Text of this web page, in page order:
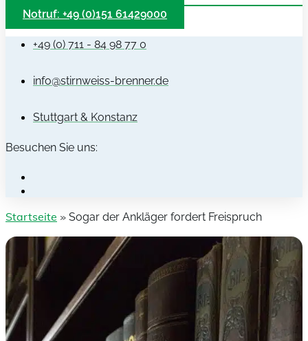
Notruf: +49 (0)151 61429000
+49 (0) 711 - 84 98 77 0
info@stirnweiss-brenner.de
Stuttgart & Konstanz
Besuchen Sie uns:
Startseite » Sogar der Ankläger fordert Freispruch